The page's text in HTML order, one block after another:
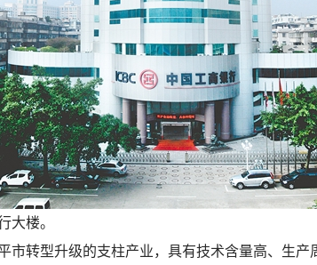
楼。
转型升级的支柱产业，具有技术含量高、生产